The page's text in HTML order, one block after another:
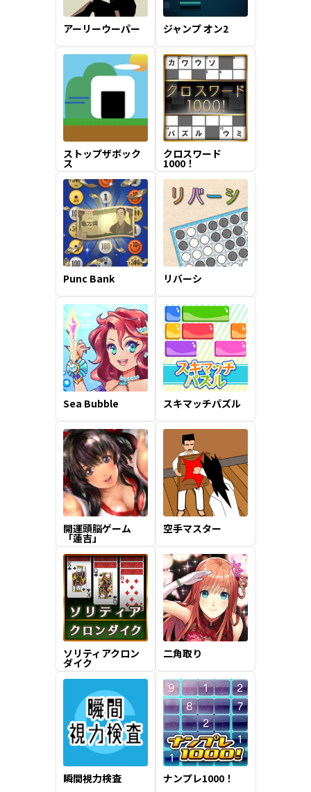
アーリーウーパー ジャンプ オン2
ストップザボック
ス
クロスワード
1000！
Punc Bank リバーシ
Sea Bubble スキマッチパズル
開運頭脳ゲーム
「蓮吉」
空手マスター
ソリティアクロン
ダイク
二角取り
瞬間視力検査 ナンプレ1000！